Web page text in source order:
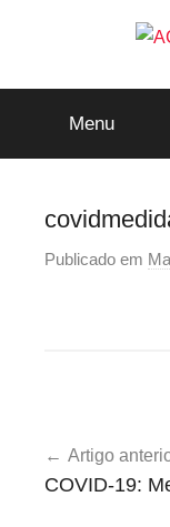
ACP-
Menu
Publicado em
de
Artigo
COVID-19: